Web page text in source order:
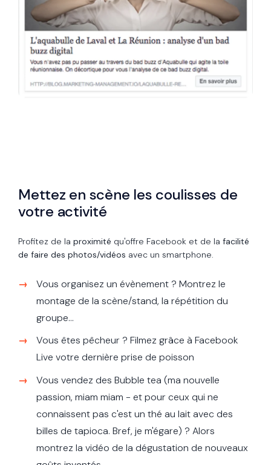
Mettez en scène les coulisses de
votre activité
Profitez de la proximité qu'offre Facebook et de la facilité
de faire des photos/vidéos avec un smartphone.
Vous organisez un évènement ? Montrez le
montage de la scène/stand, la répétition du
groupe...
Vous êtes pêcheur ? Filmez grâce à Facebook
Live votre dernière prise de poisson
Vous vendez des Bubble tea (ma nouvelle
passion, miam miam - et pour ceux qui ne
connaissent pas c'est un thé au lait avec des
billes de tapioca. Bref, je m'égare) ? Alors
montrez la vidéo de la dégustation de nouveaux